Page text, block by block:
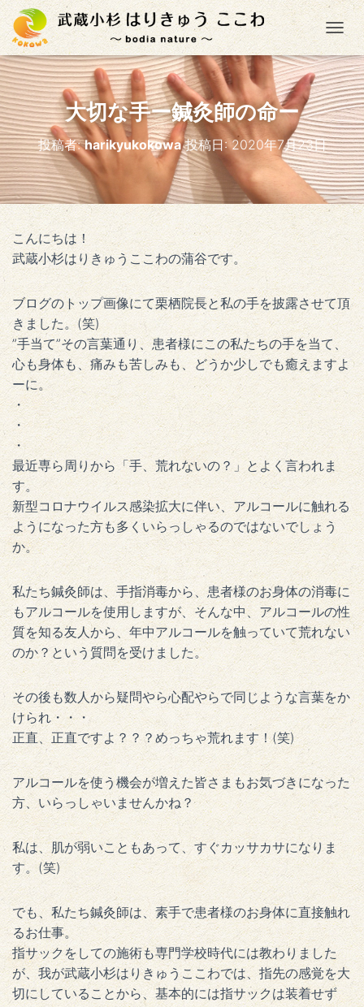
ナ
大切な手ー鍼灸師の命ー
投稿者:harikyukokowa投稿日:2020年7月23日
こんにちは！
武蔵小杉はりきゅうここわの蒲谷です。
ブログのトップ画像にて栗栖院長と私の手を披露させて頂
きました。(笑)
”手当て”その言葉通り、患者様にこの私たちの手を当て、
心も身体も、痛みも苦しみも、どうか少しでも癒えますよ
ーに。
・
・
・
最近専ら周りから「手、荒れないの？」とよく言われま
す。
新型コロナウイルス感染拡大に伴い、アルコールに触れる
ようになった方も多くいらっしゃるのではないでしょう
か。
私たち鍼灸師は、手指消毒から、患者様のお身体の消毒に
もアルコールを使用しますが、そんな中、アルコールの性
質を知る友人から、年中アルコールを触っていて荒れない
のか？という質問を受けました。
その後も数人から疑問やら心配やらで同じような言葉をか
けられ・・・
正直、正直ですよ？？？めっちゃ荒れます！(笑)
アルコールを使う機会が増えた皆さまもお気づきになった
方、いらっしゃいませんかね？
私は、肌が弱いこともあって、すぐカッサカサになりま
す。(笑)
でも、私たち鍼灸師は、素手で患者様のお身体に直接触れ
るお仕事。
指サックをしての施術も専門学校時代には教わりました
が、我が武蔵小杉はりきゅうここわでは、指先の感覚を大
切にしていることから、基本的には指サックは装着せず